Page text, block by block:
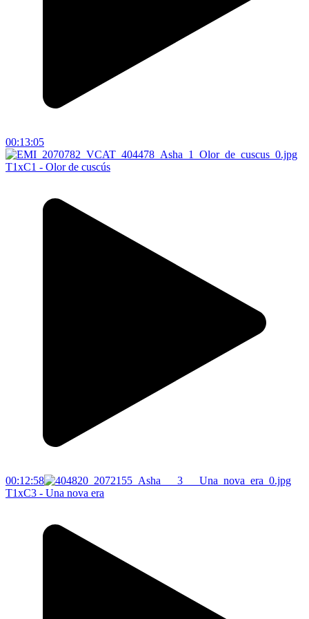
00:13:05
T1xC1 - Olor de cuscús
00:12:58
T1xC3 - Una nova era